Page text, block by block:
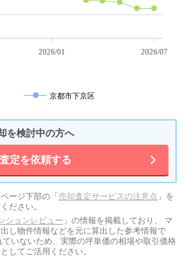
2026/01 2026/07
京都市下京区
を検討中の方へ
定を依頼する
ージ下部の「売却査定サービスの注意点 」を
ださい。
ションレビュー 」の情報を掲載しており、 マ
し物件情報などを元に算出した参考情報で
いないため、実際の坪単価の相場や取引価格
してご活用ください。